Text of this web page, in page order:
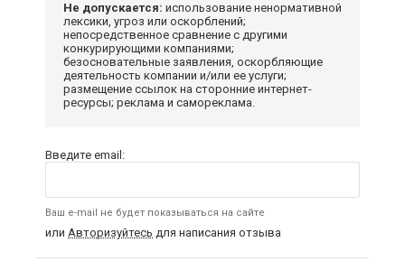
Не допускается: использование ненормативной
лексики, угроз или оскорблений;
непосредственное сравнение с другими
конкурирующими компаниями;
безосновательные заявления, оскорбляющие
деятельность компании и/или ее услуги;
размещение ссылок на сторонние интернет-
ресурсы; реклама и самореклама.
Введите email:
Ваш e-mail не будет показываться на сайте
или Авторизуйтесь для написания отзыва